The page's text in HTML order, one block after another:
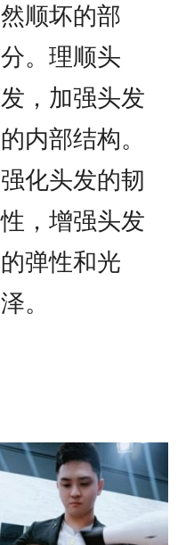
然顺坏的部
分。理顺头
发，加强头发
的内部结构。
强化头发的韧
性，增强头发
的弹性和光
泽。